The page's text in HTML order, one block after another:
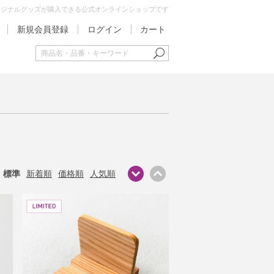
ナルグッズが購入できる公式オンラインショップです
新規会員登録 ログイン カート
標準 新着順 価格順 人気順